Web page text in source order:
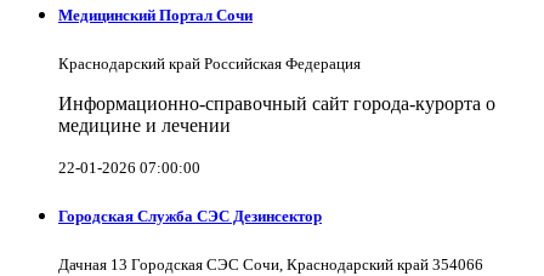
Медицинский Портал Сочи
Краснодарский край Российская Федерация
Информационно-справочный сайт города-курорта о
медицине и лечении
22-01-2026 07:00:00
Городская Служба СЭС Дезинсектор
Дачная 13 Городская СЭС Сочи, Краснодарский край 354066